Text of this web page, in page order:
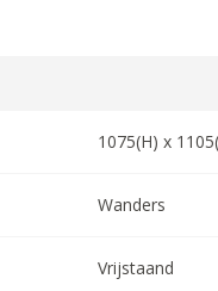
1075(H) x 1105
Wanders
Vrijstaand